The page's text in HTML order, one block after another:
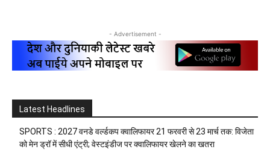
- Advertisement -
Latest Headlines
SPORTS : 2027 वनडे वर्ल्डकप क्वालिफायर 21 फरवरी से 23 मार्च तक: विजेता
को मेन ड्रॉ में सीधी एंट्री; वेस्टइंडीज पर क्वालिफायर खेलने का खतरा